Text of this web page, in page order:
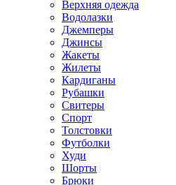
Верхняя одежда
Водолазки
Джемперы
Джинсы
Жакеты
Жилеты
Кардиганы
Рубашки
Свитеры
Спорт
Толстовки
Футболки
Худи
Шорты
Брюки